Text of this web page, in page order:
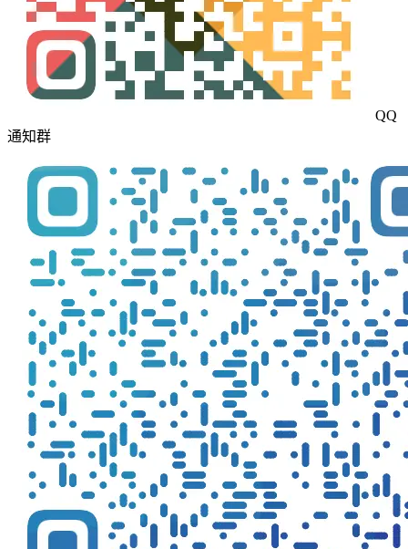
QQ
通知群